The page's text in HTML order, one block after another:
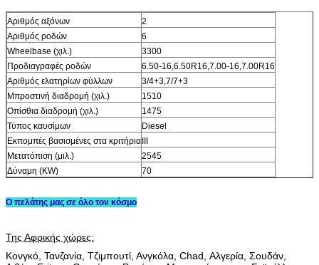
Αριθμός αξόνων
2
Αριθμός ροδών
6
Wheelbase (χιλ.)
3300
Προδιαγραφές ροδών
6.50-16,6.50R16,7.00-16,7.00R16
Αριθμός ελατηρίων φύλλων
3/4+3,7/7+3
Μπροστινή διαδρομή (χιλ.)
1510
Οπίσθια διαδρομή (χιλ.)
1475
Τύπος καυσίμων
Diesel
Εκπομπές βασισμένες στα κριτήριαΙΙΙ
Μετατόπιση (μιλ.)
2545
Δύναμη (KW)
70
Ο πελάτης μας σε όλο τον κόσμο
Της Αφρικής χώρες:
Κονγκό, Τανζανία, Τζιμπουτί, Ανγκόλα, Chad, Αλγερία, Σουδάν,